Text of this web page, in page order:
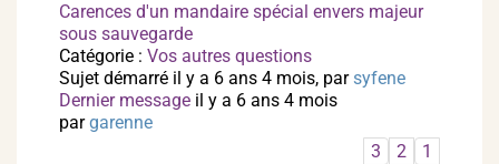
Carences d'un mandaire spécial envers majeur
sous sauvegarde
Catégorie : Vos autres questions
Sujet démarré il y a 6 ans 4 mois, parsyfene
Dernier message il y a 6 ans 4 mois
pargarenne
1
2
3